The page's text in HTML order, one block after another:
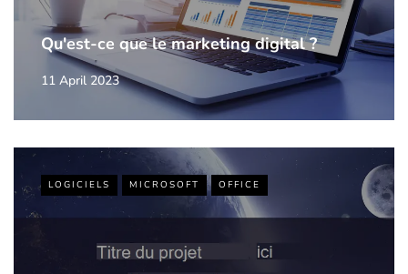
Qu'est-ce que le marketing digital ?
11 April 2023
LOGICIELS MICROSOFT OFFICE